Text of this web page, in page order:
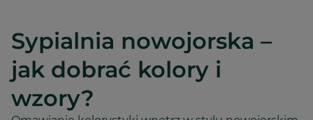
Sypialnia nowojorska –
jak dobrać kolory i
wzory?